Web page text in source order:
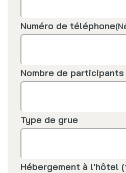
Numéro de téléphone
Nombre de participants
Type de grue
Hébergement à l'hôtel